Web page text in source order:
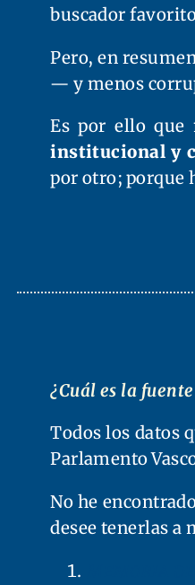
buscador
Pero, en
— y menos
Es por ello que
institucional y
por otro; porque
¿Cuál es la
Todos los datos
Parlamento
No he
desee tenerlas a